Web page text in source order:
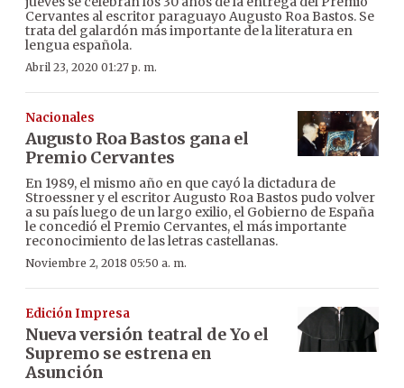
Cervantes al escritor paraguayo Augusto Roa Bastos. Se
trata del galardón más importante de la literatura en
lengua española.
Abril 23, 2020 01:27 p. m.
Nacionales
Augusto Roa Bastos gana el
Premio Cervantes
En 1989, el mismo año en que cayó la dictadura de
Stroessner y el escritor Augusto Roa Bastos pudo volver
a su país luego de un largo exilio, el Gobierno de España
le concedió el Premio Cervantes, el más importante
reconocimiento de las letras castellanas.
Noviembre 2, 2018 05:50 a. m.
Edición Impresa
Nueva versión teatral de Yo el
Supremo se estrena en
Asunción